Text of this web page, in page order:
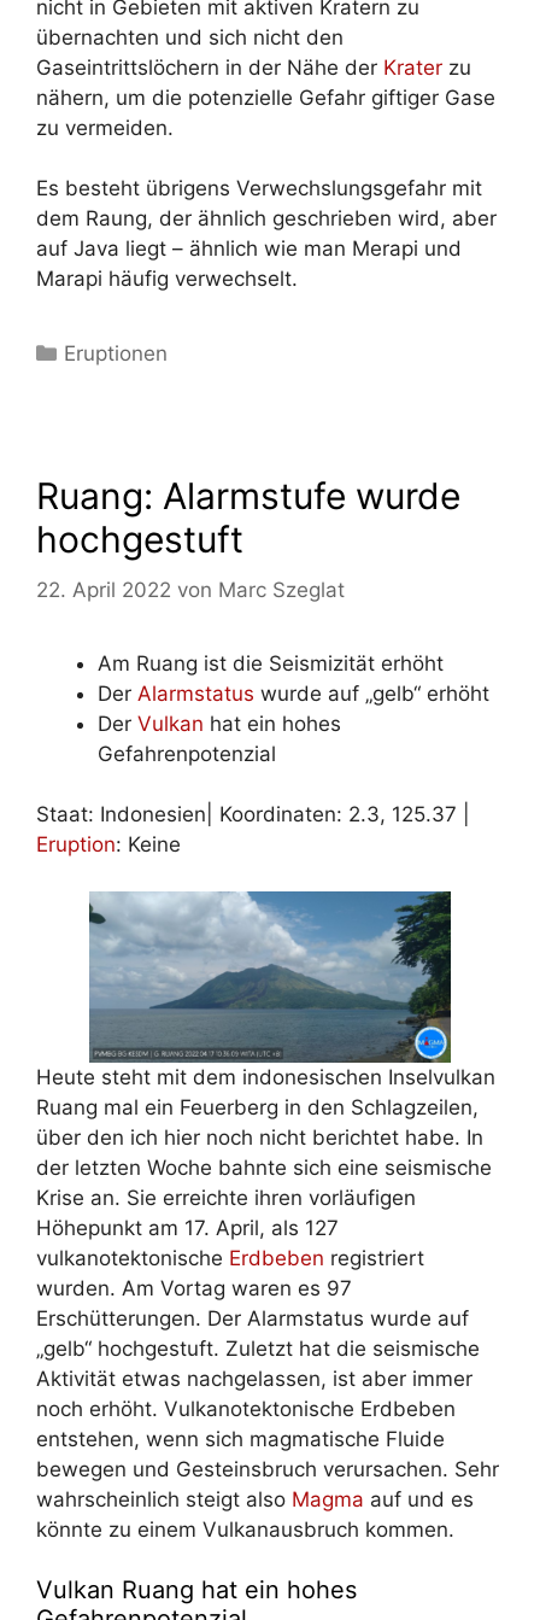
nicht in Gebieten mit aktiven Kratern zu
übernachten und sich nicht den
Gaseintrittslöchern in der Nähe der Krater zu
nähern, um die potenzielle Gefahr giftiger Gase
zu vermeiden.
Es besteht übrigens Verwechslungsgefahr mit
dem Raung, der ähnlich geschrieben wird, aber
auf Java liegt – ähnlich wie man Merapi und
Marapi häufig verwechselt.
Kategorien
Eruptionen
Ruang: Alarmstufe wurde
hochgestuft
22. April 2022 von Marc Szeglat
Am Ruang ist die Seismizität erhöht
Der Alarmstatus wurde auf „gelb“ erhöht
Der Vulkan hat ein hohes
Gefahrenpotenzial
Staat: Indonesien| Koordinaten: 2.3, 125.37
Eruption: Keine
Heute steht mit dem indonesischen Inselvulkan
Ruang mal ein Feuerberg in den Schlagzeilen,
über den ich hier noch nicht berichtet habe. In
der letzten Woche bahnte sich eine seismische
Krise an. Sie erreichte ihren vorläufigen
Höhepunkt am 17. April, als 127
vulkanotektonische Erdbeben registriert
wurden. Am Vortag waren es 97
Erschütterungen. Der Alarmstatus wurde auf
„gelb“ hochgestuft. Zuletzt hat die seismische
Aktivität etwas nachgelassen, ist aber immer
noch erhöht. Vulkanotektonische Erdbeben
entstehen, wenn sich magmatische Fluide
bewegen und Gesteinsbruch verursachen. Sehr
wahrscheinlich steigt also Magma auf und es
könnte zu einem Vulkanausbruch kommen.
Vulkan Ruang hat ein hohes